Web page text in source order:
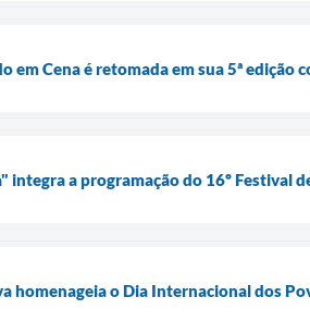
em Cena é retomada em sua 5ª edição
integra a programação do 16º Festival
homenageia o Dia Internacional dos